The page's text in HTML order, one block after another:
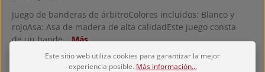
Juego de banderas de árbitroColores incluidos: Blanco y
rojoAsa: Asa de madera de alta calidadEste juego consta
de un bande…Más
HerstellerEste sitio web utiliza cookies para garantizar la mejor
experiencia posible. Más información...